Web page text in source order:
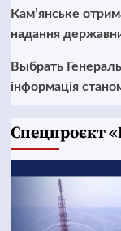
Кам’янське
надання
Выбрать
інформація
Cпецпроєкт